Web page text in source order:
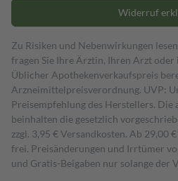
Widerruf
Zu Risiken und Nebenwirkungen
fragen Sie Ihre Ärztin, Ihren Arzt oder
Üblicher Apothekenverkaufspreis
Arzneimittelpreisverordnung. UVP:
Preisempfehlung des Herstellers. Die
beinhalten die gesetzlich
zzgl. 3,95 € Versandkosten. Ab 29,00
frei. Preisänderungen und Irrtümer
und Gratis-Beigaben nur solange der